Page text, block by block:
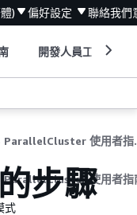
) 偏好設定 聯絡我們
開發人員工具
AWS
ParallelCluster 使用者指
步驟
式